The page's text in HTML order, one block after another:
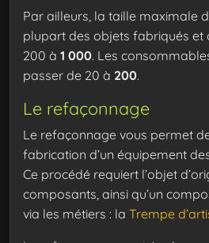
Par ailleurs, la taille maximale
plupart des objets fabriqués et
200 à 1 000. Les
passer de 20 à 200.
Le refaçonnage
Le refaçonnage vous permet
fabrication d’un équipement
Ce procédé requiert l’objet
composants, ainsi qu’un
via les métiers : la Trempe